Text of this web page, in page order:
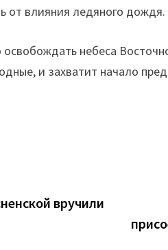
от влияния ледяного дождя.
небеса
и захватит начало
вручили